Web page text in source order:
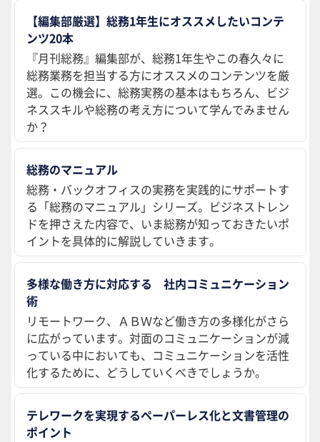
【編集部厳選】総務1年生にオススメしたいコンテ
ンツ20本
『月刊総務』編集部が、総務1年生やこの春久々に
総務業務を担当する方にオススメのコンテンツを厳
選。この機会に、総務実務の基本はもちろん、ビジ
ネススキルや総務の考え方について学んでみません
か？
総務のマニュアル
総務・バックオフィスの実務を実践的にサポートす
る「総務のマニュアル」シリーズ。ビジネストレン
ドを押さえた内容で、いま総務が知っておきたいポ
イントを具体的に解説していきます。
多様な働き方に対応する 社内コミュニケーション
術
リモートワーク、ＡＢＷなど働き方の多様化がさら
に広がっています。対面のコミュニケーションが減
っている中においても、コミュニケーションを活性
化するために、どうしていくべきでしょうか。
テレワークを実現するペーパーレス化と文書管理の
ポイント